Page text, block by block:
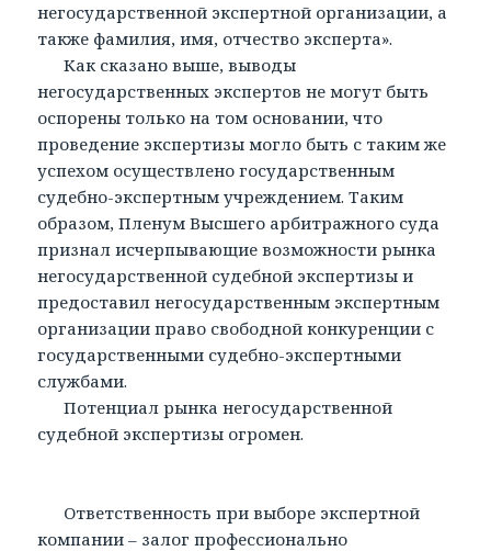
негосударственной экспертной организации, а
также фамилия, имя, отчество эксперта».
Как сказано выше, выводы
негосударственных экспертов не могут быть
оспорены только на том основании, что
проведение экспертизы могло быть с таким же
успехом осуществлено государственным
судебно-экспертным учреждением. Таким
образом, Пленум Высшего арбитражного суда
признал исчерпывающие возможности рынка
негосударственной судебной экспертизы и
предоставил негосударственным экспертным
организации право свободной конкуренции с
государственными судебно-экспертными
службами.
Потенциал рынка негосударственной
судебной экспертизы огромен.
Ответственность при выборе экспертной
компании – залог профессионально